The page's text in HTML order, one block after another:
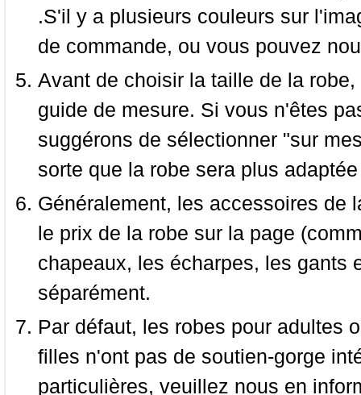
.S'il y a plusieurs couleurs sur
de commande, ou vous pouvez
Avant de choisir la taille de la
guide de mesure. Si vous n'êtes
suggérons de sélectionner "sur
sorte que la robe sera plus
Généralement, les accessoires de
le prix de la robe sur la page
chapeaux, les écharpes, les gants
séparément.
Par défaut, les robes pour adultes
filles n'ont pas de soutien-gorge
particulières, veuillez nous en